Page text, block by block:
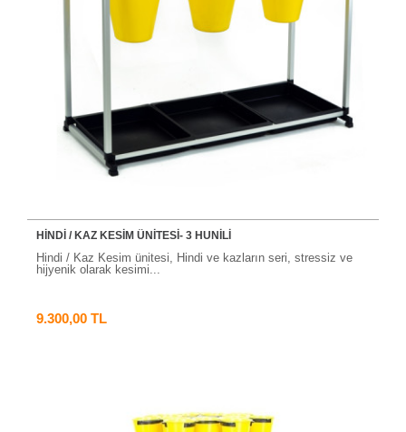
HINDI / KAZ KESIM ÜNITESI- 3 HUNILI
Hindi / Kaz Kesim ünitesi, Hindi ve kazların seri, stressiz ve
hijyenik olarak kesimi...
9.300,00 TL